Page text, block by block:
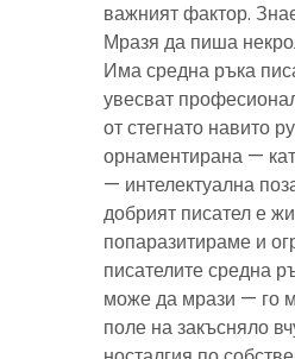
важният фактор.
Мразя да пиша
Има средна ръка
увесват
от стегнато навито
орнаментирана —
— интелектуална
добрият писател е
попаразитираме и
писателите средна
може да мрази — го
поле на закъсняло